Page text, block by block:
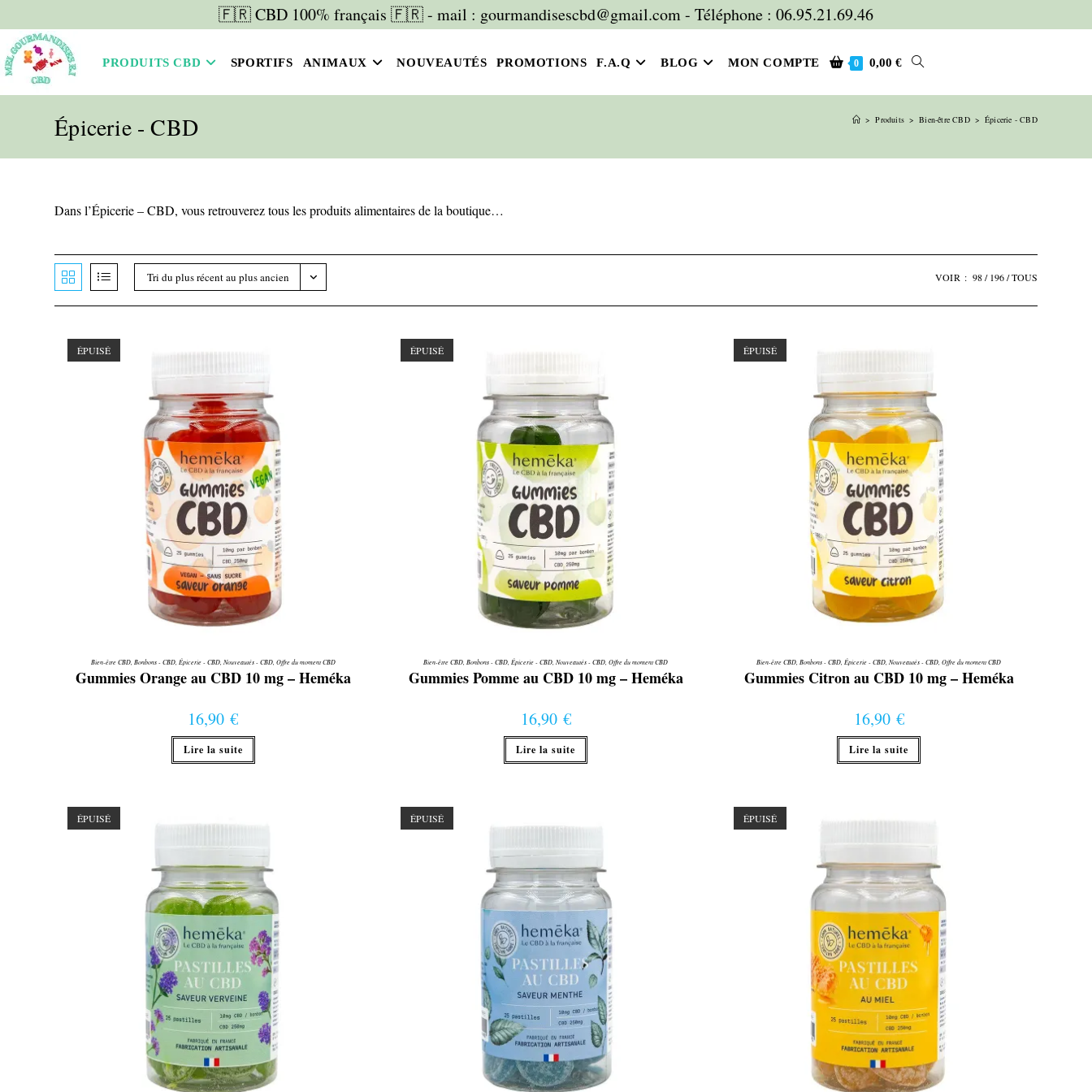
to
content
🇫🇷 CBD 100% français 🇫🇷 - mail : gourmandisescbd@gmail.com - Téléphone : 06.95.21.69.46
PRODUITS CBD SPORTIFS ANIMAUX NOUVEAUTÉS PROMOTIONS F.A.Q BLOG MON COMPTE 0 0,00€ TOGGLE
WEBSITE
Épicerie - CBD > Produits > Bien-être CBD > Épicerie - CBD
Dans l’Épicerie – CBD, vous retrouverez tous les produits alimentaires de la boutique…
Tri du plus récent au plus ancien VOIR : 98 196 TOUS
ÉPUISÉ
Bien-être CBD, Bonbons - CBD, Épicerie - CBD, Nouveautés - CBD, Offre du moment CBD
Gummies Orange au CBD 10 mg – Heméka
16,90€
Lire la suite
ÉPUISÉ
Bien-être CBD,Bonbons - CBD,Épicerie - CBD,Nouveautés - CBD,Offre du moment CBD
Gummies Pomme au CBD 10 mg – Heméka
16,90 €
Lire la suite
ÉPUISÉ
Bien-être CBD,Bonbons - CBD,Épicerie - CBD,Nouveautés - CBD,Offre du moment CBD
Gummies Citron au CBD 10 mg – Heméka
16,90 €
Lire la suite
ÉPUISÉ ÉPUISÉ ÉPUISÉ